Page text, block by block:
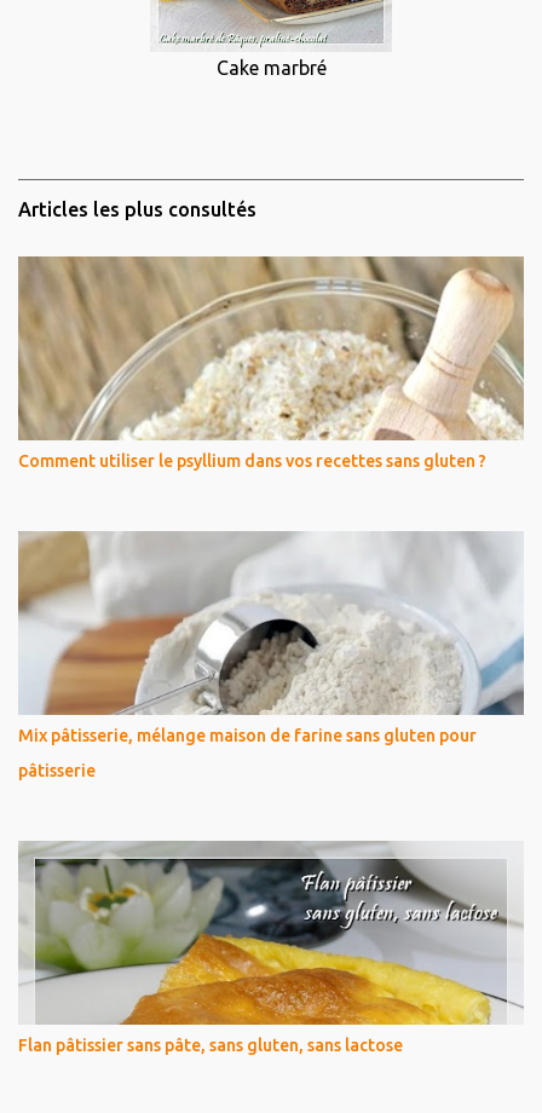
Cake marbré
Articles les plus consultés
Comment utiliser le psyllium dans vos recettes sans gluten ?
Mix pâtisserie, mélange maison de farine sans gluten pour
pâtisserie
Flan pâtissier sans pâte, sans gluten, sans lactose